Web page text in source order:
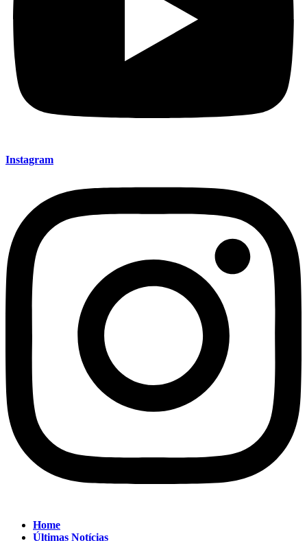
Instagram
Home
Últimas Notícias